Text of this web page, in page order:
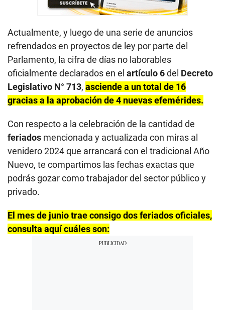
Actualmente, y luego de una serie de anuncios
refrendados en proyectos de ley por parte del
Parlamento, la cifra de días no laborables
oficialmente declarados en el artículo 6del Decreto
Legislativo N° 713, asciende a un total de 16
gracias a la aprobación de 4 nuevas efemérides.
Con respecto a la celebración de la cantidad de
feriados mencionada y actualizada con miras al
venidero 2024 que arrancará con el tradicional Año
Nuevo, te compartimos las fechas exactas que
podrás gozar como trabajador del sector público y
privado.
El mes de junio trae consigo dos feriados oficiales,
consulta aquí cuáles son: